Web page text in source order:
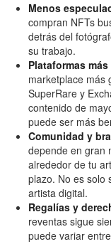
Menos
compran NFTs
detrás del
su trabajo.
Plataformas
marketplace más
SuperRare y
contenido de
puede ser más
Comunidad y
depende en gran
alrededor de tu
plazo. No es solo
artista digital.
Regalías y
reventas sigue
puede variar